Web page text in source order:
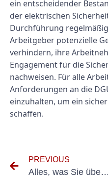
ein entscheidender
der elektrischen
Durchführung
Arbeitgeber potenzielle
verhindern, ihre
Engagement für die
nachweisen. Für alle
Anforderungen an die
einzuhalten, um ein
schaffen.
PREVIOUS
Alles, was Sie über den Handhubwagen DGUV von Holzung wissen müssen